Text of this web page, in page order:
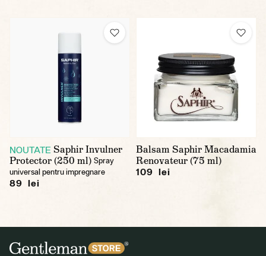
NOUTATE Saphir Invulner
Protector (250 ml) Spray
universal pentru impregnare
89 lei
Balsam Saphir Macadamia
Renovateur (75 ml)
109 lei